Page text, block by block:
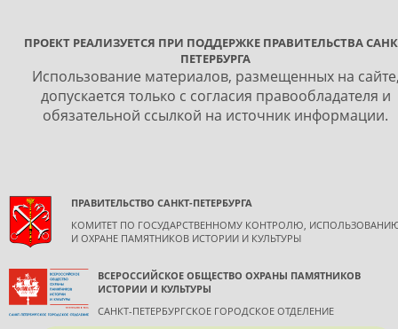
ПРОЕКТ РЕАЛИЗУЕТСЯ ПРИ ПОДДЕРЖКЕ ПРАВИТЕЛЬСТВА
ПЕТЕРБУРГА
Использование материалов, размещенных на
допускается только с согласия правообладателя и
обязательной ссылкой на источник информации.
ПРАВИТЕЛЬСТВО САНКТ-ПЕТЕРБУРГА
КОМИТЕТ ПО ГОСУДАРСТВЕННОМУ КОНТРОЛЮ,
И ОХРАНЕ ПАМЯТНИКОВ ИСТОРИИ И КУЛЬТУРЫ
ВСЕРОССИЙСКОЕ ОБЩЕСТВО ОХРАНЫ ПАМЯТНИКОВ
ИСТОРИИ И КУЛЬТУРЫ
САНКТ-ПЕТЕРБУРГСКОЕ ГОРОДСКОЕ ОТДЕЛЕНИЕ